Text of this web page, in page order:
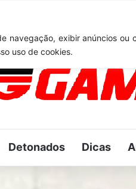
navegação, exibir anúncios ou
uso de cookies.
Detonados Dicas